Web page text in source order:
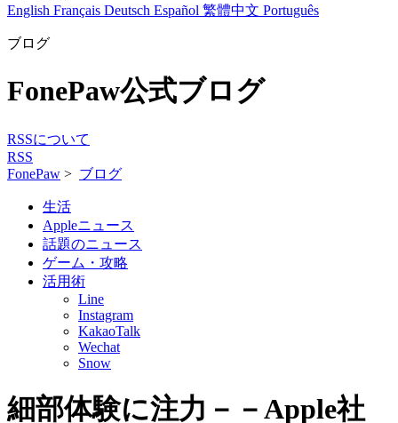
English Français Deutsch Español 繁體中文 Português
ブログ
FonePaw公式ブログ
RSSについて
RSS
FonePaw > ブログ
生活
Appleニュース
話題のニュース
ゲーム・攻略
活用術
Line
Instagram
KakaoTalk
Wechat
Snow
細部体験に注力－－Apple社